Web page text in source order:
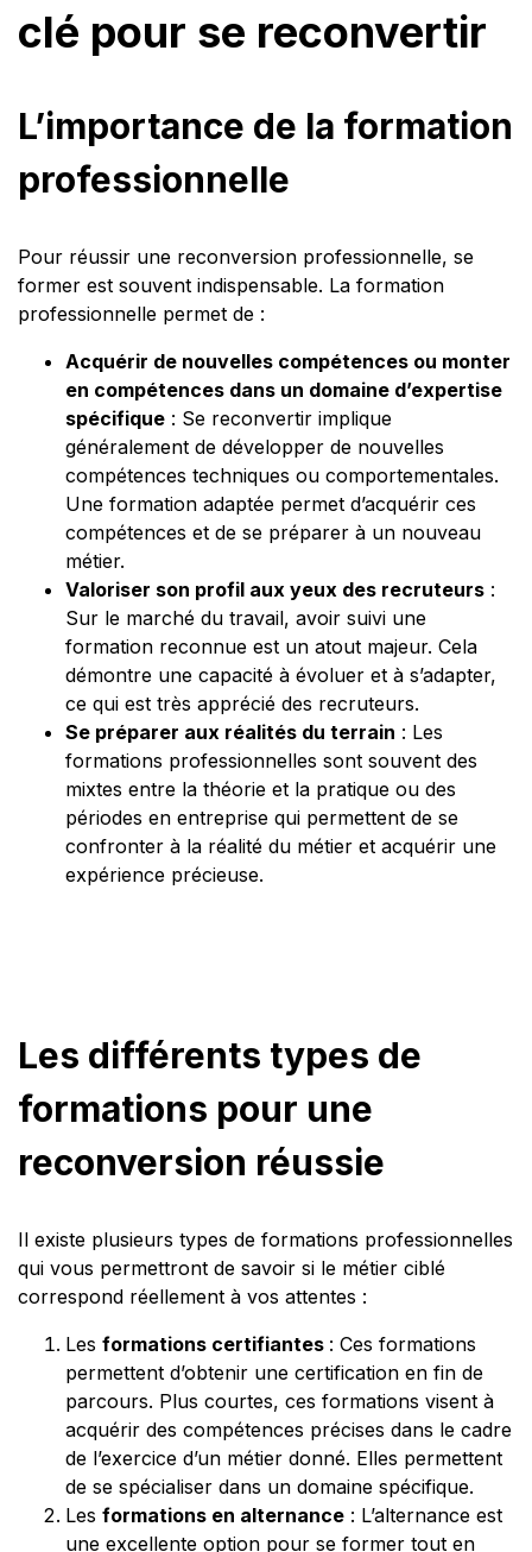
clé pour se reconvertir
L’importance de la formation
professionnelle
Pour réussir une reconversion professionnelle, se
former est souvent indispensable. La formation
professionnelle permet de :
Acquérir de nouvelles compétences ou monter
en compétences dans un domaine d’expertise
spécifique : Se reconvertir implique
généralement de développer de nouvelles
compétences techniques ou comportementales.
Une formation adaptée permet d’acquérir ces
compétences et de se préparer à un nouveau
métier.
Valoriser son profil aux yeux des recruteurs :
Sur le marché du travail, avoir suivi une
formation reconnue est un atout majeur. Cela
démontre une capacité à évoluer et à s’adapter,
ce qui est très apprécié des recruteurs.
Se préparer aux réalités du terrain : Les
formations professionnelles sont souvent des
mixtes entre la théorie et la pratique ou des
périodes en entreprise qui permettent de se
confronter à la réalité du métier et acquérir une
expérience précieuse.
Les différents types de
formations pour une
reconversion réussie
Il existe plusieurs types de formations professionnelles
qui vous permettront de savoir si le métier ciblé
correspond réellement à vos attentes :
Les formations certifiantes : Ces formations
permettent d’obtenir une certification en fin de
parcours. Plus courtes, ces formations visent à
acquérir des compétences précises dans le cadre
de l’exercice d’un métier donné. Elles permettent
de se spécialiser dans un domaine spécifique.
Les formations en alternance : L’alternance est
une excellente option pour se former tout en